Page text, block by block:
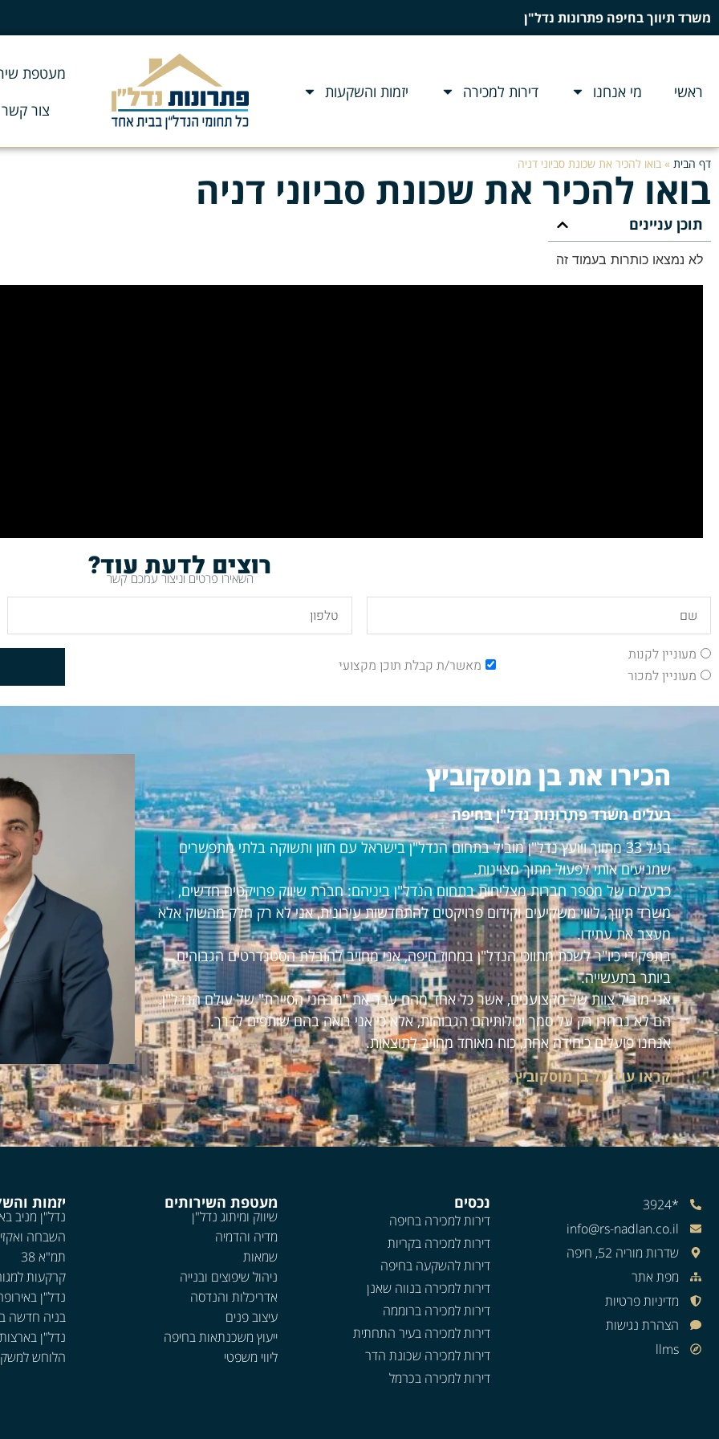
משרד תיווך בחיפה פתרונות נדל"ן
ראשי מי אנחנו דירות למכירה יזמות והשקעות
מעטפת
צור קשר
דף הבית » בואו להכיר את שכונת סביוני דניה
בואו להכיר את שכונת סביוני דניה
תוכן עניינים
לא נמצאו כותרות בעמוד זה
רוצים לדעת עוד?
השאירו פרטים וניצור עמכם קשר
מעוניין לקנות
מעוניין למכור
מאשר/ת קבלת תוכן מקצועי
הכירו את בן מוסקוביץ
בעלים משרד פתרונות נדל"ן בחיפה
בגיל 33 מתווך ויועץ נדל"ן מוביל בתחום הנדל"ן בישראל עם חזון ותשוקה בלתי מתפשרים
שמניעים אותי לפעול מתוך מצוינות.
כבעלים של מספר חברות מצליחות בתחום הנדל"ן ביניהם: חברת שיווק פרויקטים חדשים,
משרד תיווך, ליווי משקיעים וקידום פרויקטים להתחדשות עירונית, אני לא רק חלק מהשוק אלא
מעצב את עתידו.
בתפקידי כיו"ר לשכת מתווכי הנדל"ן במחוז חיפה, אני מחויב להובלת הסטנדרטים הגבוהים
ביותר בתעשייה.
אני מוביל צוות של מקצוענים, אשר כל אחד מהם עבר את "מבחני הסיירת" של עולם הנדל"ן.
הם לא נבחרו רק על סמך יכולותיהם הגבוהות, אלא כי אני רואה בהם שותפים לדרך.
אנחנו פועלים כיחידה אחת, כוח מאוחד מחויב לתוצאות.
קראו עוד על בן מוסקוביץ >>>
*3924
info@rs-nadlan.co.il
שדרות מוריה 52, חיפה
מפת אתר
מדיניות פרטיות
הצהרת נגישות
llms
נכסים
דירות למכירה בחיפה
דירות למכירה בקריות
דירות להשקעה בחיפה
דירות למכירה בנווה שאנן
דירות למכירה ברוממה
דירות למכירה בעיר התחתית
דירות למכירה שכונת הדר
דירות למכירה בכרמל
מעטפת השירותים
שיווק ומיתוג נדל"ן
מדיה והדמיה
שמאות
ניהול שיפוצים ובנייה
אדריכלות והנדסה
עיצוב פנים
ייעוץ משכנתאות בחיפה
ליווי משפטי
יזמות
נדל"ן מניב
השבחה
תמ"א 38
קרקעות
נדל"ן
בניה חדשה
נדל"ן
הלוחש